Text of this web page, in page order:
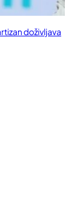
doživljava